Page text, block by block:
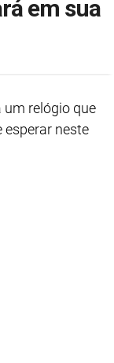
em sua
um relógio que
esperar neste